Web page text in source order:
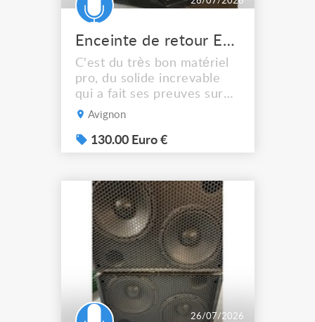
Enceinte de retour EAW SM155 Hi
C'est du très bon matériel
pro, du solide increvable
qui a fait ses preuves sur
plein de scènes. Équipés en
compression de 1", ce sont
des retours très efficaces
percent vraiment bien dans
le mix, même sur des
scènes bruyantes. La
directivité est bien ma...
Avignon
130.00 Euro €
26/07/2026